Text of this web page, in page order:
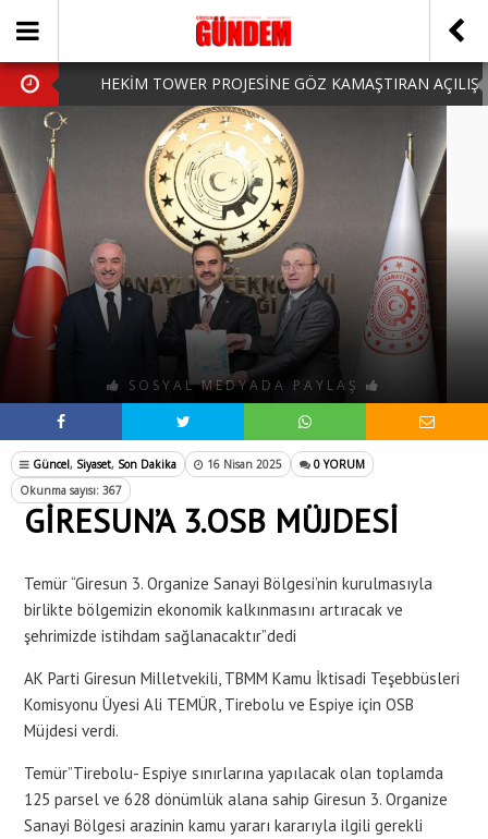
HEKİM TOWER PROJESİNE GÖZ KAMAŞTIRAN AÇILIŞ
AK PARTİ’DE YENİ YÜZLER
iPhone Arka Cam Değişimi ile Cihazınızı Koruyun
Hafta Sonu Şanlıurfa Çıkışlı Turlar Alternatifleri
HARUN CİCİ: VİDEOYU GÖRÜNCE GÖZLERİM DOLDU
SOSYAL MEDYADA PAYLAŞ
Güncel, Siyaset, Son Dakika 16 Nisan 2025
0 YORUM
Okunma sayısı: 367
GİRESUN’A 3.OSB MÜJDESİ
Temür “Giresun 3. Organize Sanayi Bölgesi’nin kurulmasıyla
birlikte bölgemizin ekonomik kalkınmasını artıracak ve
şehrimizde istihdam sağlanacaktır”dedi
AK Parti Giresun Milletvekili, TBMM Kamu İktisadi Teşebbüsleri
Komisyonu Üyesi Ali TEMÜR, Tirebolu ve Espiye için OSB
Müjdesi verdi.
Temür”Tirebolu- Espiye sınırlarına yapılacak olan toplamda
125 parsel ve 628 dönümlük alana sahip Giresun 3. Organize
Sanayi Bölgesi arazinin kamu yararı kararıyla ilgili gerekli